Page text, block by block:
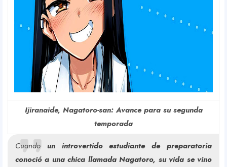
Ijiranaide, Nagatoro-san: Avance para su segunda
temporada
Cuando un introvertido estudiante de preparatoria
conoció a una chica llamada Nagatoro, su vida se vino